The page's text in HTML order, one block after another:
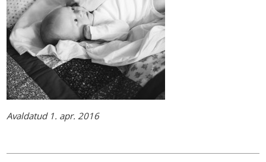
Avaldatud 1. apr. 2016